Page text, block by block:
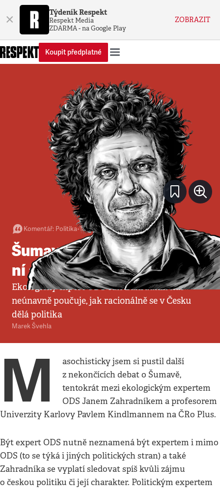
× Týdeník Respekt
Respekt Media
ZDARMA - na Google Play
ZOBRAZIT
Koupit předplatné
Komentář: Politika•18. 7. 2017•4minuty
Šumava usychá, debaty o
ní ale kvetou
Ekologický expert ODS Jan Zahradník nás
neúnavně poučuje, jak racionálně se v Česku
dělá politika
Marek Švehla
M
asochisticky jsem si pustil další
z nekončících debat o Šumavě,
tentokrát mezi ekologickým expertem
ODS Janem Zahradníkem a profesorem
Univerzity Karlovy Pavlem Kindlmannem na ČRo Plus.
Být expert ODS nutně neznamená být expertem i mimo
ODS (to se týká i jiných politických stran) a také
Zahradníka se vyplatí sledovat spíš kvůli zájmu
o českou politiku či její charakter. Politickým expertem